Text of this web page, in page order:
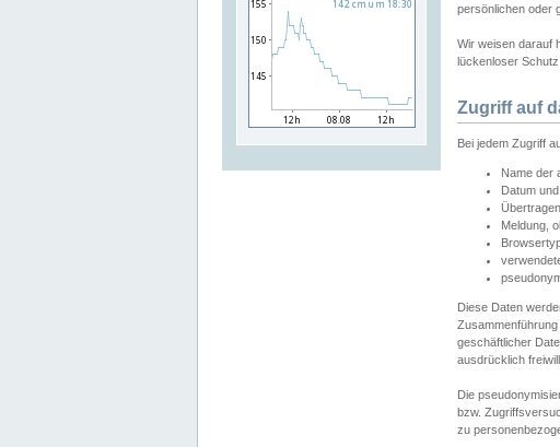
persönlichen oder
Wir weisen darauf
lückenloser
Zugriff auf
Bei jedem Zugriff
Name der
Datum
Meldung,
Diese Daten
geschäftlicher
ausdrücklich
Die
bzw.
zu